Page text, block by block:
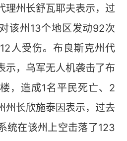
州长舒瓦耶夫表示，过
该州13个地区发动92次
人受伤。布良斯克州代
示，乌军无人机袭击了布
，造成1名平民死亡、2
州长欣施泰因表示，过去
统在该州上空击落了123